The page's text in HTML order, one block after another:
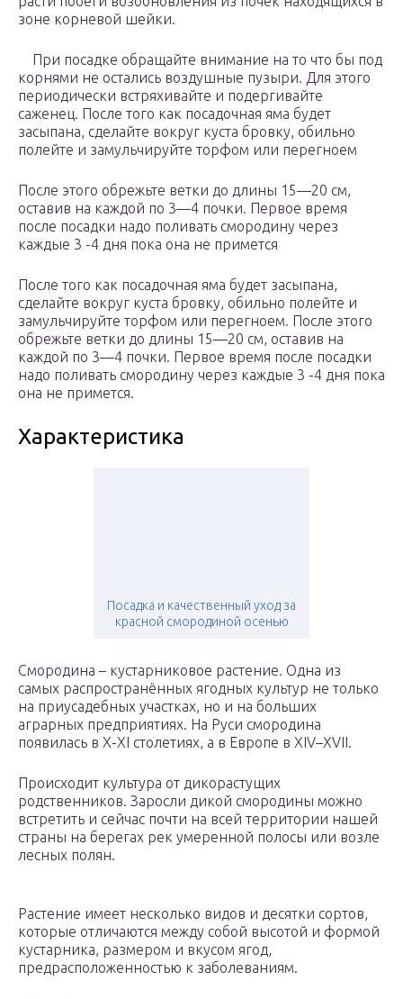
зоне корневой шейки.
При посадке обращайте внимание на то что бы под
корнями не остались воздушные пузыри. Для этого
периодически встряхивайте и подергивайте
саженец. После того как посадочная яма будет
засыпана, сделайте вокруг куста бровку, обильно
полейте и замульчируйте торфом или перегноем
После этого обрежьте ветки до длины 15—20 см,
оставив на каждой по 3—4 почки. Первое время
после посадки надо поливать смородину через
каждые 3 -4 дня пока она не примется
После того как посадочная яма будет засыпана,
сделайте вокруг куста бровку, обильно полейте и
замульчируйте торфом или перегноем. После этого
обрежьте ветки до длины 15—20 см, оставив на
каждой по 3—4 почки. Первое время после посадки
надо поливать смородину через каждые 3 -4 дня пока
она не примется.
Характеристика
Посадка и качественный уход за
красной смородиной осенью
Смородина – кустарниковое растение. Одна из
самых распространённых ягодных культур не только
на приусадебных участках, но и на больших
аграрных предприятиях. На Руси смородина
появилась в Х-ХI столетиях, а в Европе в ХIV–ХVII.
Происходит культура от дикорастущих
родственников. Заросли дикой смородины можно
встретить и сейчас почти на всей территории нашей
страны на берегах рек умеренной полосы или возле
лесных полян.
Растение имеет несколько видов и десятки сортов,
которые отличаются между собой высотой и формой
кустарника, размером и вкусом ягод,
предрасположенностью к заболеваниям.